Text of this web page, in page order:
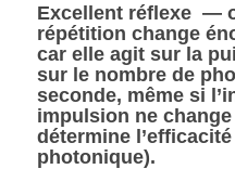
Excellent réflexe —
répétition change
car elle agit sur la
sur le nombre de
seconde, même si
impulsion ne
détermine
photonique).